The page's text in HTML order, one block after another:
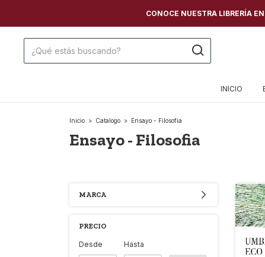
CONOCE NUESTRA LIBRERÍA
INICIO
Inicio > Catalogo > Ensayo - Filosofia
Ensayo - Filosofia
MARCA
PRECIO
Desde Hasta